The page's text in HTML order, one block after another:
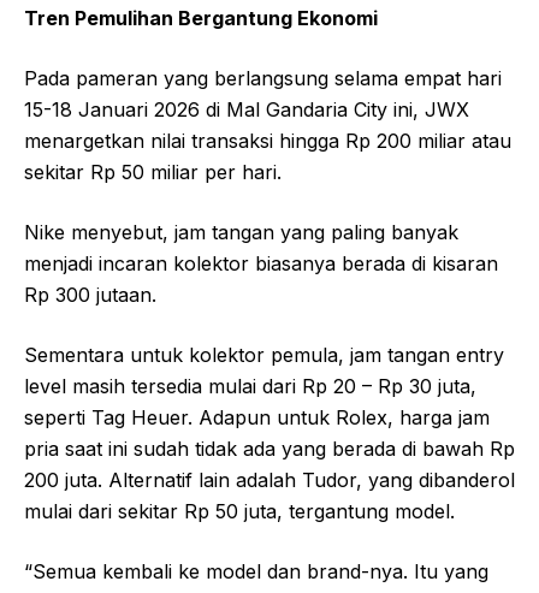
Tren Pemulihan Bergantung Ekonomi
Pada pameran yang berlangsung selama empat hari
15-18 Januari 2026 di Mal Gandaria City ini, JWX
menargetkan nilai transaksi hingga Rp 200 miliar atau
sekitar Rp 50 miliar per hari.
Nike menyebut, jam tangan yang paling banyak
menjadi incaran kolektor biasanya berada di kisaran
Rp 300 jutaan.
Sementara untuk kolektor pemula, jam tangan entry
level masih tersedia mulai dari Rp 20 – Rp 30 juta,
seperti Tag Heuer. Adapun untuk Rolex, harga jam
pria saat ini sudah tidak ada yang berada di bawah Rp
200 juta. Alternatif lain adalah Tudor, yang dibanderol
mulai dari sekitar Rp 50 juta, tergantung model.
“Semua kembali ke model dan brand-nya. Itu yang